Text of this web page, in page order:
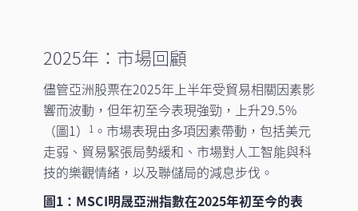
2025年：市場回顧
儘管亞洲股票在2025年上半年受貿易相關因素影
響而波動，但年初至今表現強勁，上升29.5%
（圖1）
1。市場表現由多項因素帶動，包括美元
走弱、貿易緊張局勢緩和、市場對人工智能與科
技的樂觀情緒，以及聯儲局的減息步伐。
圖1：MSCI明晟亞洲指數在2025年初至今的表